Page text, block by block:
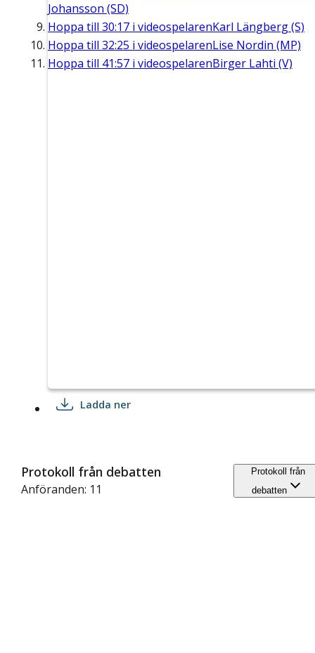
Johansson (SD)
Hoppa till 30:17 i videospelarenKarl Längberg (S)
Hoppa till 32:25 i videospelarenLise Nordin (MP)
Hoppa till 41:57 i videospelarenBirger Lahti (V)
Ladda ner
Protokoll från debatten
Anföranden: 11
Protokoll från
debatten